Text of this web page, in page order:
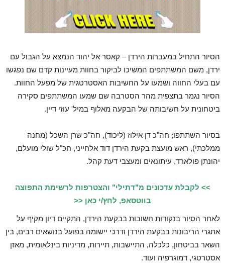
הסיור התחיל במעברות הירדן – קאסר אל יהוד הנמצא על הגבול עם
ירדן, משם המשתתפים המשיכו לביקור בחוות מעיינות קדם שם נפגשו
עם בעלי החווה ושמעו על החשיבות האסטרטגית של מפעל החוות.
הסיור נגמר בתצפית מהר הסטרבה שם שמעו המשתתפים סקירה
ביטחונית על חשיבותה של הבקעה מאלוף במיל' עוזי דיין.
בסיור השתתפו; חה"כ דן אילוז (ליכוד), חה"כ שרן השכל (מחנה
ממלכתי), ראש מועצת בקעת הירדן דוד אלחייני, חכ"ל שולי מועלם,
יהונתן פולארד, עיתונאים ומעצבי דעת קהל.
>> לקבלת עדכונים מ"דתילי" והצטרפות לרשימת התפוצה
בווטסאפ, לחץ/י כאן <<
לאחר הסיור בנקודות חשובות בבקעת הירדן, התקיים דיון מקיף על
אתגרי הריבונות בבקעת הירדן ודרכי יישומה בפועל בנושאים רבים, בין
השאר בביטחון, כלכלה, התיישבות, תיירות, מדיניות בינלאומית, מאזן
אסטרטגי, דמוגרפיה ועוד.